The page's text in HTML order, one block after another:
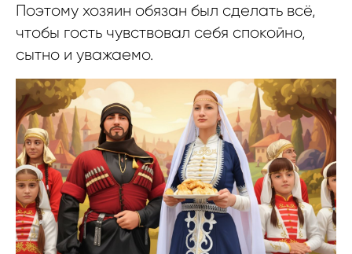
Поэтому хозяин обязан был сделать всё,
чтобы гость чувствовал себя спокойно,
сытно и уважаемо.